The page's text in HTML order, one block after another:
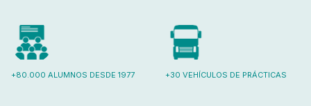
+80.000 ALUMNOS DESDE 1977 +30 VEHÍCULOS DE PRÁCTICAS